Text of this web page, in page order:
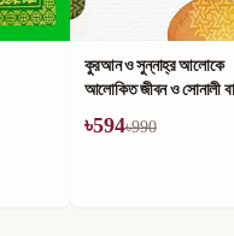
কুরআন ও সুন্নাহ্‌র আলোকে
আলোকিত জীবন ও সোনালী
৳594৳990